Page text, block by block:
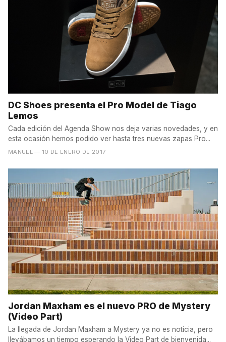
DC Shoes presenta el Pro Model de Tiago
Lemos
Cada edición del Agenda Show nos deja varias novedades, y en
esta ocasión hemos podido ver hasta tres nuevas zapas Pro...
MANUEL — 10 DE ENERO DE 2017
Jordan Maxham es el nuevo PRO de Mystery
(Video Part)
La llegada de Jordan Maxham a Mystery ya no es noticia, pero
llevábamos un tiempo esperando la Video Part de bienvenida...